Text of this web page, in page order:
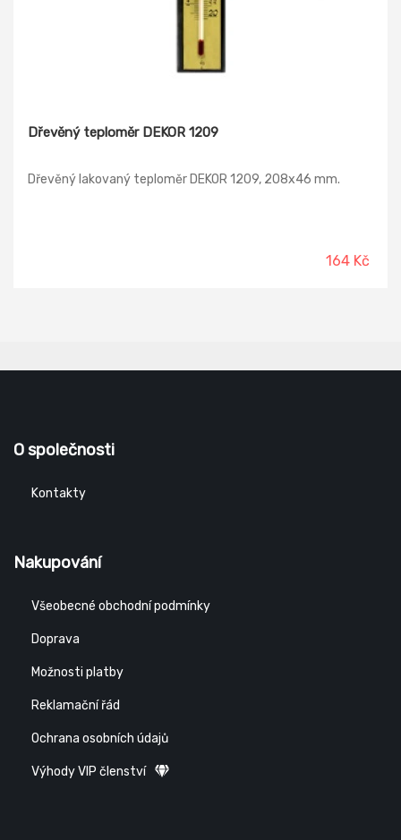
Dřevěný teploměr DEKOR 1209
Dřevěný lakovaný teploměr DEKOR 1209, 208x46 mm.
164 Kč
O společnosti
Kontakty
Nakupování
Všeobecné obchodní podmínky
Doprava
Možnosti platby
Reklamační řád
Ochrana osobních údajů
Výhody VIP členství